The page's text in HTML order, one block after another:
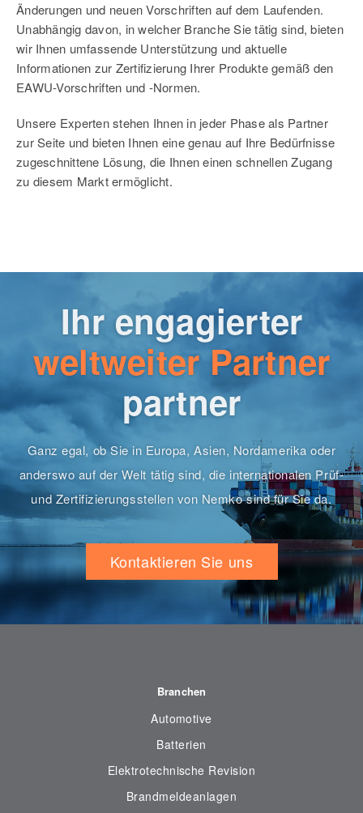
Änderungen und neuen Vorschriften auf dem Laufenden.
Unabhängig davon, in welcher Branche Sie tätig sind, bieten
wir Ihnen umfassende Unterstützung und aktuelle
Informationen zur Zertifizierung Ihrer Produkte gemäß den
EAWU-Vorschriften und -Normen.
Unsere Experten stehen Ihnen in jeder Phase als Partner
zur Seite und bieten Ihnen eine genau auf Ihre Bedürfnisse
zugeschnittene Lösung, die Ihnen einen schnellen Zugang
zu diesem Markt ermöglicht.
Ihr engagierter
weltweiter Partner
partner
Ganz egal, ob Sie in Europa, Asien, Nordamerika oder
anderswo auf der Welt tätig sind, die internationalen Prüf-
und Zertifizierungsstellen von Nemko sind für Sie da.
Kontaktieren Sie uns
Branchen
Automotive
Batterien
Elektrotechnische Revision
Brandmeldeanlagen